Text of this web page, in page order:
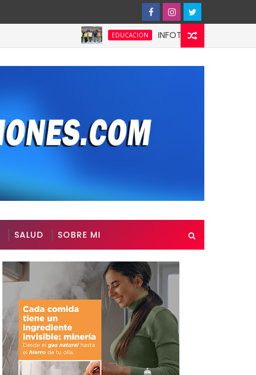
EDUCACION INFOTEP fortalece la cultura
SALUD SOBRE MI